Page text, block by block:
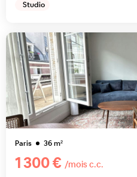
Studio
Paris 36m²
1 300 € /mois c.c.